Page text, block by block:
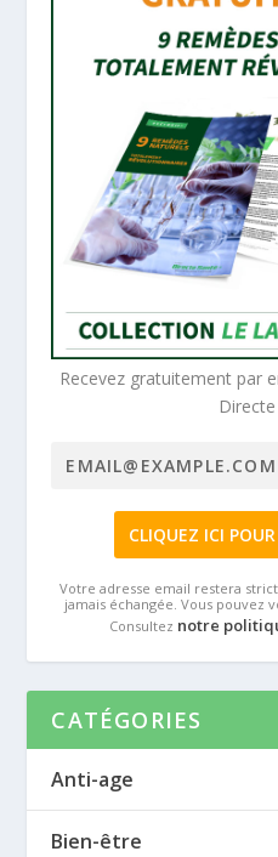
Recevez gratuitement par
Votre adresse email restera
jamais échangée. Vous pouvez
Consultez notre
CATÉGORIES
Anti-age
Bien-être